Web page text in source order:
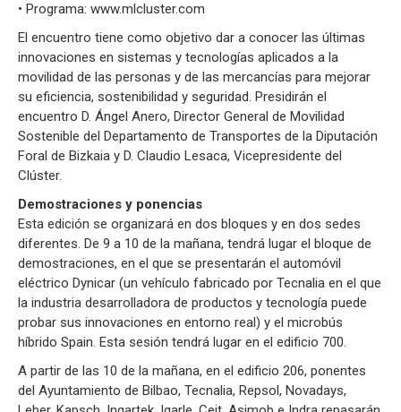
• Programa: www.mlcluster.com
El encuentro tiene como objetivo dar a conocer las últimas
innovaciones en sistemas y tecnologías aplicados a la
movilidad de las personas y de las mercancías para mejorar
su eficiencia, sostenibilidad y seguridad. Presidirán el
encuentro D. Ángel Anero, Director General de Movilidad
Sostenible del Departamento de Transportes de la Diputación
Foral de Bizkaia y D. Claudio Lesaca, Vicepresidente del
Clúster.
Demostraciones y ponencias
Esta edición se organizará en dos bloques y en dos sedes
diferentes. De 9 a 10 de la mañana, tendrá lugar el bloque de
demostraciones, en el que se presentarán el automóvil
eléctrico Dynicar (un vehículo fabricado por Tecnalia en el que
la industria desarrolladora de productos y tecnología puede
probar sus innovaciones en entorno real) y el microbús
híbrido Spain. Esta sesión tendrá lugar en el edificio 700.
A partir de las 10 de la mañana, en el edificio 206, ponentes
del Ayuntamiento de Bilbao, Tecnalia, Repsol, Novadays,